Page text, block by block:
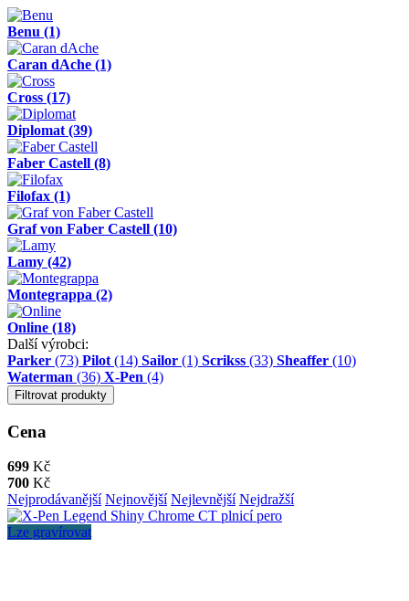
Benu (1)
Caran dAche (1)
Cross (17)
Diplomat (39)
Faber Castell (8)
Filofax (1)
Graf von Faber Castell (10)
Lamy (42)
Montegrappa (2)
Online (18)
Další výrobci:
Parker (73) Pilot (14) Sailor (1) Scrikss (33) Sheaffer (10)
Waterman (36) X-Pen (4)
Filtrovat produkty
Cena
699 Kč
700 Kč
Nejprodávanější Nejnovější Nejlevnější Nejdražší
Lze gravírovat